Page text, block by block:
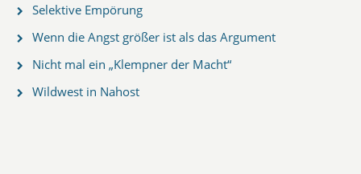
Selektive Empörung
Wenn die Angst größer ist als das Argument
Nicht mal ein „Klempner der Macht“
Wildwest in Nahost